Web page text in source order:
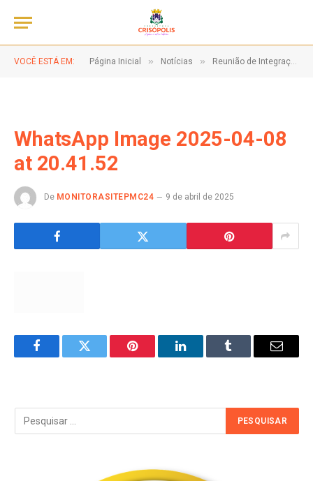
VOCÊ ESTÁ EM: Página Inicial » Notícias » Reunião de Integração para a Implementação do Sistema Junta Comercial 2.0!
WhatsApp Image 2025-04-08
at 20.41.52
De MONITORASITEPMC24 9 de abril de 2025
FacebookTwitter Pinterest LinkedInTumblr Email